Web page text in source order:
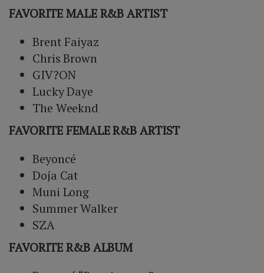
FAVORITE MALE R&B ARTIST
Brent Faiyaz
Chris Brown
GIV?ON
Lucky Daye
The Weeknd
FAVORITE FEMALE R&B ARTIST
Beyoncé
Doja Cat
Muni Long
Summer Walker
SZA
FAVORITE R&B ALBUM